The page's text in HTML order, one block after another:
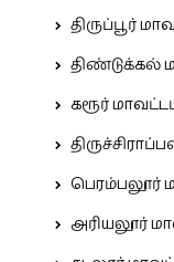
திருப்பூர்
திண்டுக்கல்
கரூர்
பெரம்பலூர்
அரியலூர்